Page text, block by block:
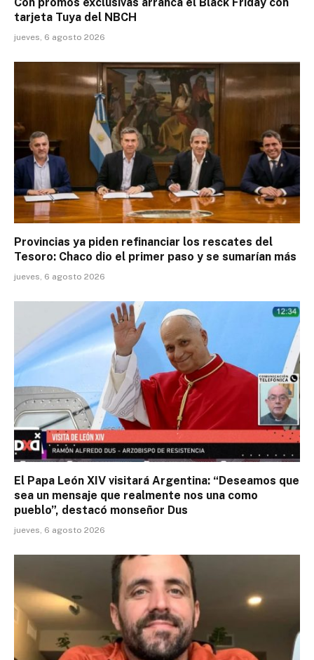
tarjeta Tuya del NBCH
jueves, 6 agosto 2026
Provincias ya piden refinanciar los rescates del
Tesoro: Chaco dio el primer paso y se sumarían más
jueves, 6 agosto 2026
El Papa León XIV visitará Argentina: “Deseamos que
sea un mensaje que realmente nos una como
pueblo”, destacó monseñor Dus
jueves, 6 agosto 2026